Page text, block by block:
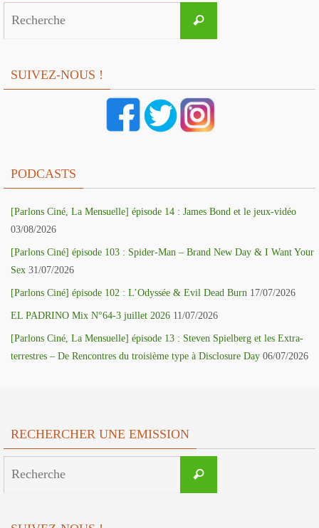
Recherche
SUIVEZ-NOUS !
PODCASTS
[Parlons Ciné, La Mensuelle] épisode 14 : James Bond et le jeux-vidéo
03/08/2026
[Parlons Ciné] épisode 103 : Spider-Man – Brand New Day & I Want Your
Sex 31/07/2026
[Parlons Ciné] épisode 102 : L’Odyssée & Evil Dead Burn 17/07/2026
EL PADRINO Mix N°64-3 juillet 2026 11/07/2026
[Parlons Ciné, La Mensuelle] épisode 13 : Steven Spielberg et les Extra-
terrestres – De Rencontres du troisième type à Disclosure Day 06/07/2026
RECHERCHER UNE EMISSION
Recherche